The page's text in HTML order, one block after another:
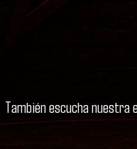
También escucha nuestra